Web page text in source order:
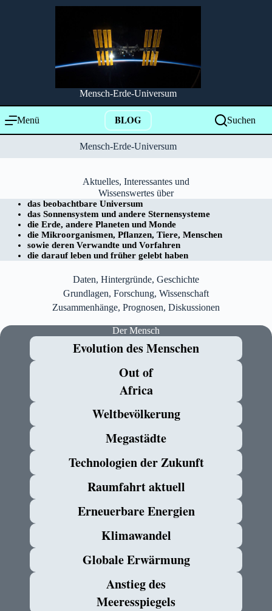
Mensch-Erde-Universum
Menü BLOG Suchen
Mensch-Erde-Universum
Aktuelles, Interessantes und
Wissenswertes über
das beobachtbare Universum
das Sonnensystem und andere Sternensysteme
die Erde, andere Planeten und Monde
die Mikroorganismen, Pflanzen, Tiere, Menschen
sowie deren Verwandte und Vorfahren
die darauf leben und früher gelebt haben
Daten, Hintergründe, Geschichte
Grundlagen, Forschung, Wissenschaft
Zusammenhänge, Prognosen, Diskussionen
Der Mensch
Evolution des Menschen
Out of
Africa
Weltbevölkerung
Megastädte
Technologien der Zukunft
Raumfahrt aktuell
Erneuerbare Energien
Klimawandel
Globale Erwärmung
Anstieg des
Meeresspiegels